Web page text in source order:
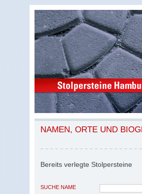
NAMEN, ORTE UND
Bereits verlegte Stolpersteine
SUCHE NAME